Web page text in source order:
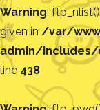
Warning:
given in /var/
admin/includes/
line 438